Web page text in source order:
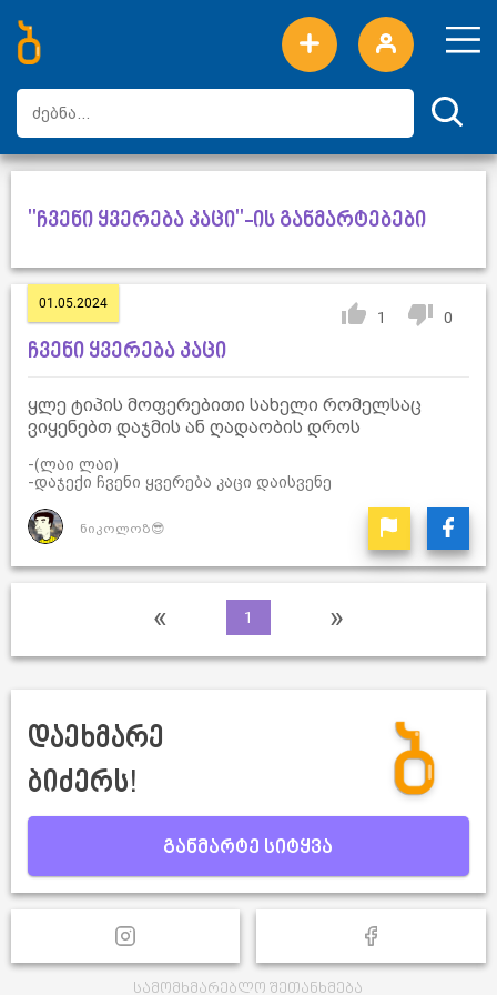
ახალი სიტყვები
ტოპ სიტყვები
დღის ტოპ სიტყვები
ტოპ მომხმარებლები
"ჩვენი ყვერება კაცი"-ის განმარტებები
01.05.2024
1 0
ჩვენი ყვერება კაცი
ყლე ტიპის მოფერებითი სახელი რომელსაც
ვიყენებთ დაჯმის ან ღადაობის დროს
-(ლაი ლაი)
-დაჯექი ჩვენი ყვერება კაცი დაისვენე
ნიკოლოზ😎
« 1 »
დაეხმარე
ბიძერს!
განმარტე სიტყვა
სამომხმარებლო შეთანხმება